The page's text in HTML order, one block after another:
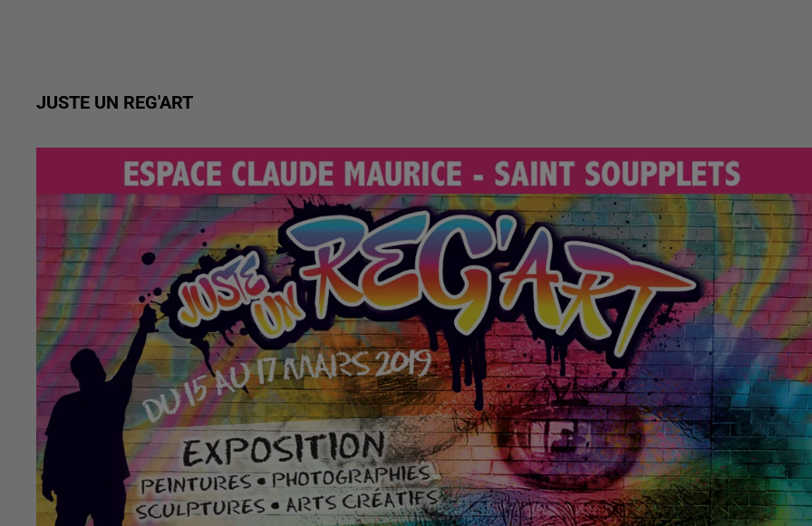
JUSTE UN REG'ART